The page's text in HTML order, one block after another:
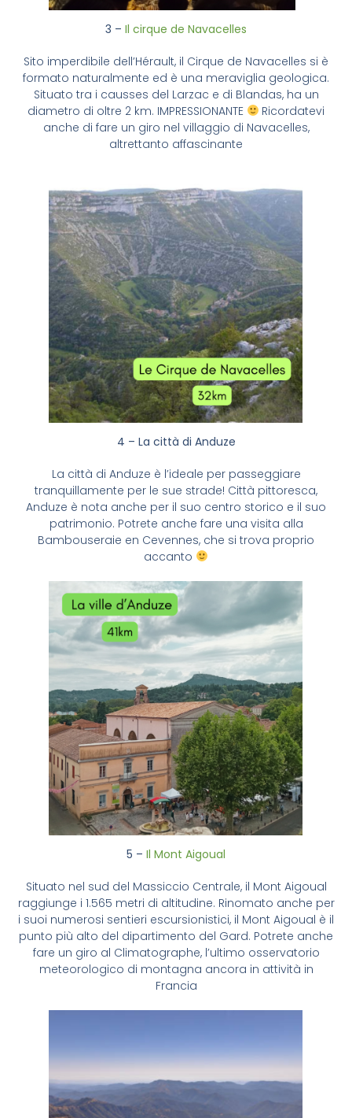
3 – Il cirque de Navacelles
Sito imperdibile dell’Hérault, il Cirque de Navacelles si è
formato naturalmente ed è una meraviglia geologica.
Situato tra i causses del Larzac e di Blandas, ha un
diametro di oltre 2 km. IMPRESSIONANTE
Ricordatevi
anche di fare un giro nel villaggio di Navacelles,
altrettanto affascinante
4 – La città di Anduze
La città di Anduze è l’ideale per passeggiare
tranquillamente per le sue strade! Città pittoresca,
Anduze è nota anche per il suo centro storico e il suo
patrimonio. Potrete anche fare una visita alla
Bambouseraie en Cevennes, che si trova proprio
accanto
5 – Il Mont Aigoual
Situato nel sud del Massiccio Centrale, il Mont Aigoual
raggiunge i 1.565 metri di altitudine. Rinomato anche per
i suoi numerosi sentieri escursionistici, il Mont Aigoual è il
punto più alto del dipartimento del Gard. Potrete anche
fare un giro al Climatographe, l’ultimo osservatorio
meteorologico di montagna ancora in attività in
Francia